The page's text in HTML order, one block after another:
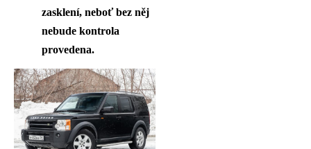
zasklení, neboť bez něj
nebude kontrola
provedena.